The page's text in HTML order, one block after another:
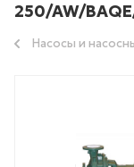
250/AW/
Насосы и